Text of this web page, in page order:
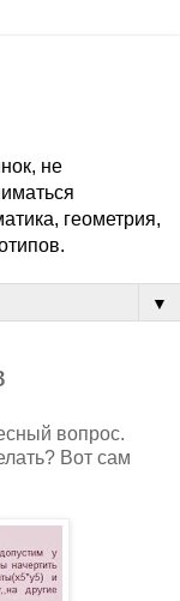
не
геометрия,
▼
вопрос.
Вот сам